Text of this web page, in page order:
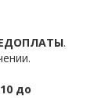
.
до